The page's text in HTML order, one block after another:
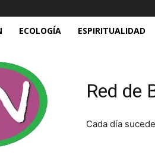
ECOLOGÍA ESPIRITUALIDAD
Red de
Cada día